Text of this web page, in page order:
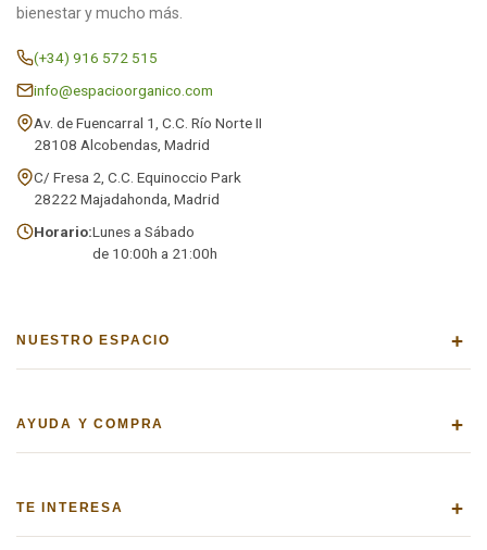
bienestar y mucho más.
(+34) 916 572 515
info@espacioorganico.com
Av. de Fuencarral 1, C.C. Río Norte II
28108 Alcobendas, Madrid
C/ Fresa 2, C.C. Equinoccio Park
28222 Majadahonda, Madrid
Horario:Lunes a Sábado
de 10:00h a 21:00h
NUESTRO ESPACIO +
AYUDA Y COMPRA +
TE INTERESA +